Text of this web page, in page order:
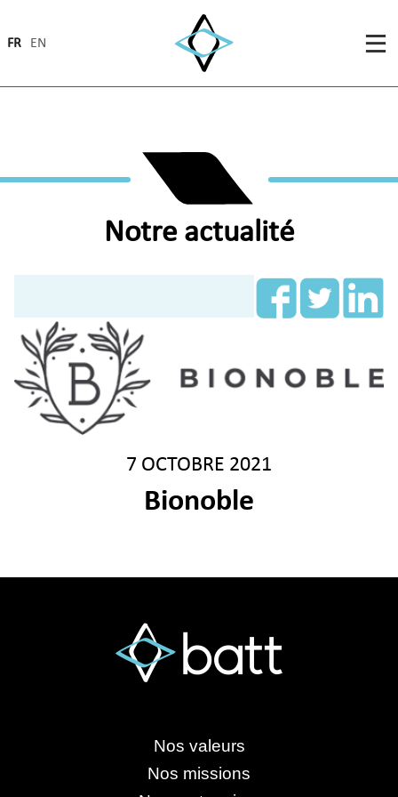
FR EN
Notre actualité
7 OCTOBRE 2021
Bionoble
Nos valeurs
Nos missions